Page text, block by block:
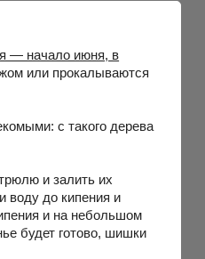
— начало июня, в
или прокалываются
с такого дерева
и залить их
воду до кипения и
и на небольшом
будет готово, шишки